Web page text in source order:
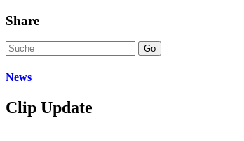
Share
Go
News
Clip Update